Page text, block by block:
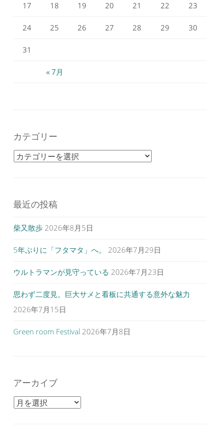
« 7月
17 18 19 20 21 22 23
24 25 26 27 28 29 30
31
カテゴリー
カテゴリー
最近の投稿
柴又散歩 2026年8月5日
5年ぶりに「フタマタ」へ。 2026年7月29日
ウルトラマンが見守っている 2026年7月23日
思わず二度見。巨大サメと看板に共通する意外な魅力
2026年7月15日
Green room Festival 2026年7月8日
アーカイブ
アーカイブ